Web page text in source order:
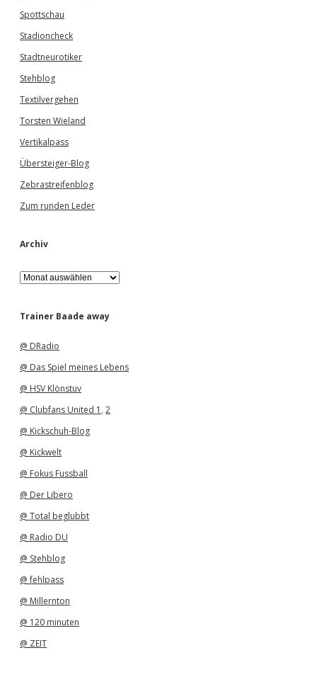
Spottschau
Stadioncheck
Stadtneurotiker
Stehblog
Textilvergehen
Torsten Wieland
Vertikalpass
Übersteiger-Blog
Zebrastreifenblog
Zum runden Leder
Archiv
A
r
h
Trainer Baade away
@ DRadio
@ Das Spiel meines Lebens
@ HSV Klönstuv
@ Clubfans United 1 , 2
@ Kickschuh-Blog
@ Kickwelt
@ Fokus Fussball
@ Der Libero
@ Total beglubbt
@ Radio DU
@ Stehblog
@ fehlpass
@ Millernton
@ 120 minuten
@ ZEIT